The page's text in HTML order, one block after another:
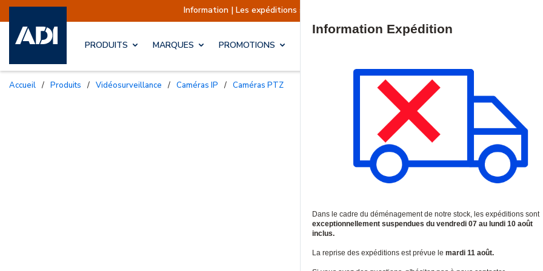
Information | Les expéditions sont actuellement suspendues Reprise prévue le
PRODUITS MARQUES PROMOTIONS
Accueil / Produits / Vidéosurveillance / Caméras IP / Caméras PTZ